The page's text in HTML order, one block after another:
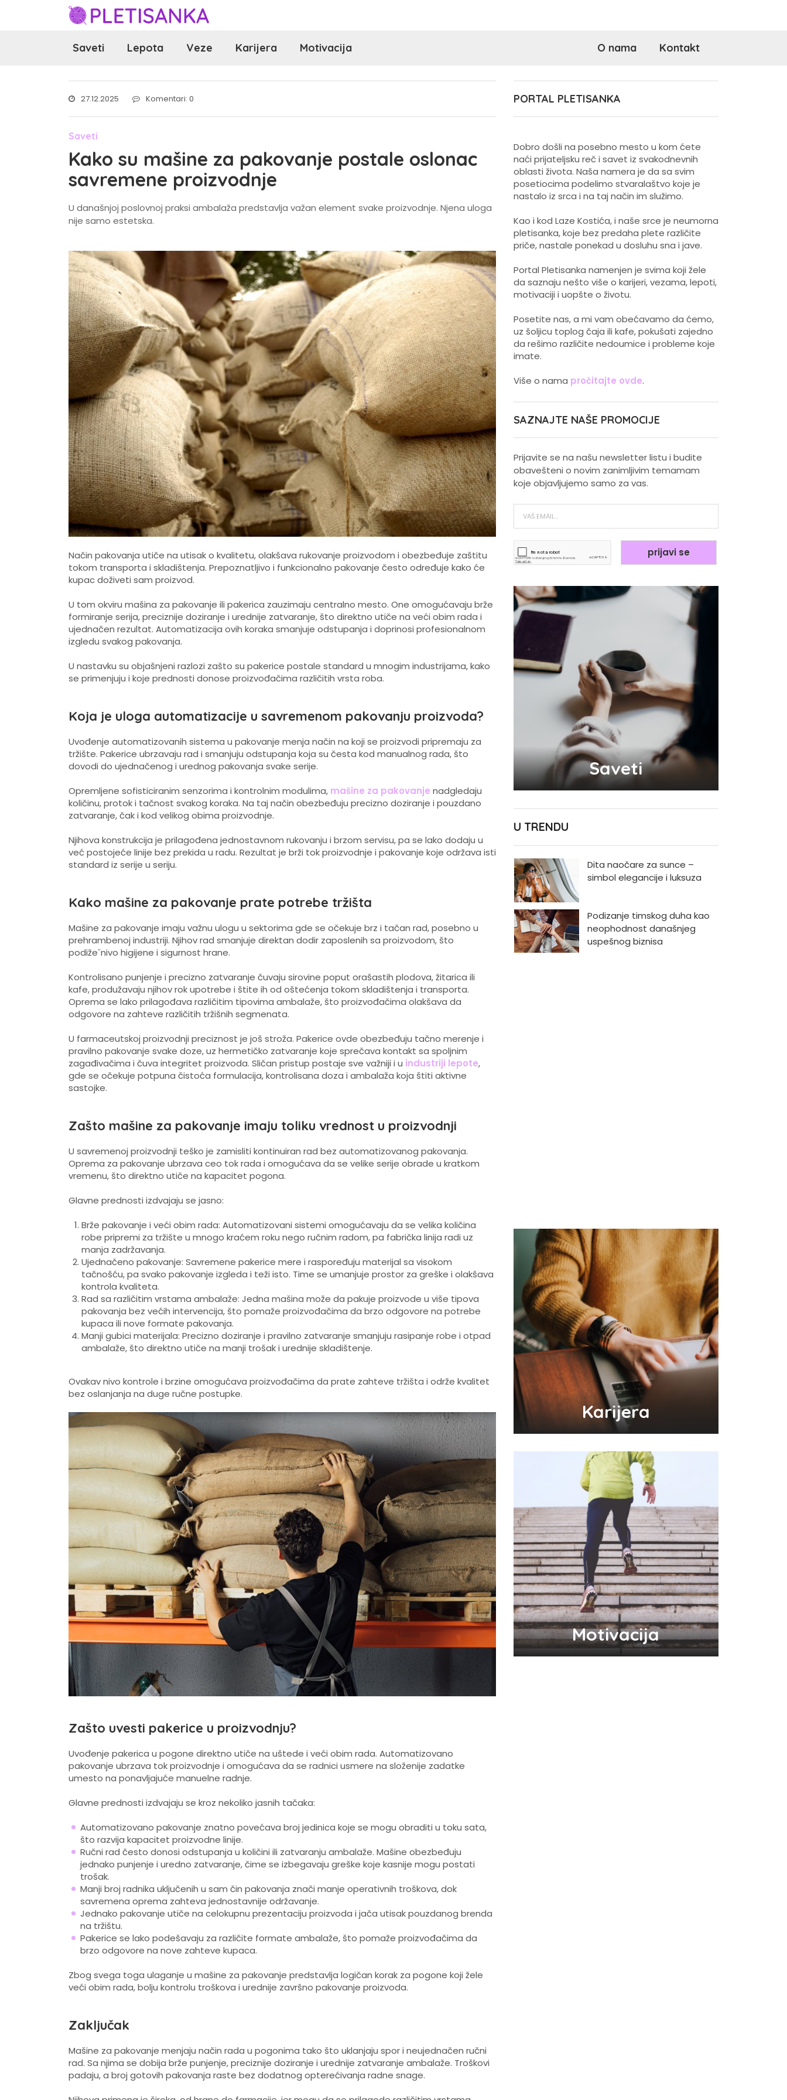
Saveti Lepota Veze Karijera Motivacija Kontakt
O nama
27.12.2025 Komentari: 0
Saveti
Kako su mašine za pakovanje postale oslonac
savremene proizvodnje
U današnjoj poslovnoj praksi ambalaža predstavlja važan element svake proizvodnje. Njena uloga
nije samo estetska.
Način pakovanja utiče na utisak o kvalitetu, olakšava rukovanje proizvodom i obezbeđuje zaštitu
tokom transporta i skladištenja. Prepoznatljivo i funkcionalno pakovanje često određuje kako će
kupac doživeti sam proizvod.
U tom okviru mašina za pakovanje ili pakerica zauzimaju centralno mesto. One omogućavaju brže
formiranje serija, preciznije doziranje i urednije zatvaranje, što direktno utiče na veći obim rada i
ujednačen rezultat. Automatizacija ovih koraka smanjuje odstupanja i doprinosi profesionalnom
izgledu svakog pakovanja.
U nastavku su objašnjeni razlozi zašto su pakerice postale standard u mnogim industrijama, kako
se primenjuju i koje prednosti donose proizvođačima različitih vrsta roba.
Koja je uloga automatizacije u savremenom pakovanju proizvoda?
Uvođenje automatizovanih sistema u pakovanje menja način na koji se proizvodi pripremaju za
tržište. Pakerice ubrzavaju rad i smanjuju odstupanja koja su česta kod manualnog rada, što
dovodi do ujednačenog i urednog pakovanja svake serije.
Opremljene sofisticiranim senzorima i kontrolnim modulima, mašine za pakovanje nadgledaju
količinu, protok i tačnost svakog koraka. Na taj način obezbeđuju precizno doziranje i pouzdano
zatvaranje, čak i kod velikog obima proizvodnje.
Njihova konstrukcija je prilagođena jednostavnom rukovanju i brzom servisu, pa se lako dodaju u
već postojeće linije bez prekida u radu. Rezultat je brži tok proizvodnje i pakovanje koje održava isti
standard iz serije u seriju.
Kako mašine za pakovanje prate potrebe tržišta
Mašine za pakovanje imaju važnu ulogu u sektorima gde se očekuje brz i tačan rad, posebno u
prehrambenoj industriji. Njihov rad smanjuje direktan dodir zaposlenih sa proizvodom, što
podižeˇnivo higijene i sigurnost hrane.
Kontrolisano punjenje i precizno zatvaranje čuvaju sirovine poput orašastih plodova, žitarica ili
kafe, produžavaju njihov rok upotrebe i štite ih od oštećenja tokom skladištenja i transporta.
Oprema se lako prilagođava različitim tipovima ambalaže, što proizvođačima olakšava da
odgovore na zahteve različitih tržišnih segmenata.
U farmaceutskoj proizvodnji preciznost je još stroža. Pakerice ovde obezbeđuju tačno merenje i
pravilno pakovanje svake doze, uz hermetičko zatvaranje koje sprečava kontakt sa spoljnim
zagađivačima i čuva integritet proizvoda. Sličan pristup postaje sve važniji i u industriji lepote,
gde se očekuje potpuna čistoća formulacija, kontrolisana doza i ambalaža koja štiti aktivne
sastojke.
Zašto mašine za pakovanje imaju toliku vrednost u proizvodnji
U savremenoj proizvodnji teško je zamisliti kontinuiran rad bez automatizovanog pakovanja.
Oprema za pakovanje ubrzava ceo tok rada i omogućava da se velike serije obrade u kratkom
vremenu, što direktno utiče na kapacitet pogona.
Glavne prednosti izdvajaju se jasno:
Brže pakovanje i veći obim rada: Automatizovani sistemi omogućavaju da se velika količina
robe pripremi za tržište u mnogo kraćem roku nego ručnim radom, pa fabrička linija radi uz
manja zadržavanja.
Ujednačeno pakovanje: Savremene pakerice mere i raspoređuju materijal sa visokom
tačnošću, pa svako pakovanje izgleda i teži isto. Time se umanjuje prostor za greške i olakšava
kontrola kvaliteta.
Rad sa različitim vrstama ambalaže: Jedna mašina može da pakuje proizvode u više tipova
pakovanja bez većih intervencija, što pomaže proizvođačima da brzo odgovore na potrebe
kupaca ili nove formate pakovanja.
Manji gubici materijala: Precizno doziranje i pravilno zatvaranje smanjuju rasipanje robe i otpad
ambalaže, što direktno utiče na manji trošak i urednije skladištenje.
Ovakav nivo kontrole i brzine omogućava proizvođačima da prate zahteve tržišta i održe kvalitet
bez oslanjanja na duge ručne postupke.
Zašto uvesti pakerice u proizvodnju?
Uvođenje pakerica u pogone direktno utiče na uštede i veći obim rada. Automatizovano
pakovanje ubrzava tok proizvodnje i omogućava da se radnici usmere na složenije zadatke
umesto na ponavljajuće manuelne radnje.
Glavne prednosti izdvajaju se kroz nekoliko jasnih tačaka:
Automatizovano pakovanje znatno povećava broj jedinica koje se mogu obraditi u toku sata,
što razvija kapacitet proizvodne linije.
Ručni rad često donosi odstupanja u količini ili zatvaranju ambalaže. Mašine obezbeđuju
jednako punjenje i uredno zatvaranje, čime se izbegavaju greške koje kasnije mogu postati
trošak.
Manji broj radnika uključenih u sam čin pakovanja znači manje operativnih troškova, dok
savremena oprema zahteva jednostavnije održavanje.
Jednako pakovanje utiče na celokupnu prezentaciju proizvoda i jača utisak pouzdanog brenda
na tržištu.
Pakerice se lako podešavaju za različite formate ambalaže, što pomaže proizvođačima da
brzo odgovore na nove zahteve kupaca.
Zbog svega toga ulaganje u mašine za pakovanje predstavlja logičan korak za pogone koji žele
veći obim rada, bolju kontrolu troškova i urednije završno pakovanje proizvoda.
Zaključak
Mašine za pakovanje menjaju način rada u pogonima tako što uklanjaju spor i neujednačen ručni
rad. Sa njima se dobija brže punjenje, preciznije doziranje i urednije zatvaranje ambalaže. Troškovi
padaju, a broj gotovih pakovanja raste bez dodatnog opterećivanja radne snage.
PORTAL PLETISANKA
Dobro došli na posebno mesto u kom ćete
naći prijateljsku reč i savet iz svakodnevnih
oblasti života. Naša namera je da sa svim
posetiocima podelimo stvaralaštvo koje je
nastalo iz srca i na taj način im služimo.
Kao i kod Laze Kostića, i naše srce je neumorna
pletisanka, koje bez predaha plete različite
priče, nastale ponekad u dosluhu sna i jave.
Portal Pletisanka namenjen je svima koji žele
da saznaju nešto više o karijeri, vezama, lepoti,
motivaciji i uopšte o životu.
Posetite nas, a mi vam obećavamo da ćemo,
uz šoljicu toplog čaja ili kafe, pokušati zajedno
da rešimo različite nedoumice i probleme koje
imate.
Više o nama pročitajte ovde.
SAZNAJTE NAŠE PROMOCIJE
Prijavite se na našu newsletter listu i budite
obavešteni o novim zanimljivim temamam
koje objavljujemo samo za vas.
Saveti
U TRENDU
Dita naočare za sunce –
simbol elegancije i luksuza
Podizanje timskog duha kao
neophodnost današnjeg
uspešnog biznisa
Karijera
Motivacija